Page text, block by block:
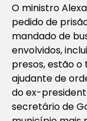
O ministro
pedido de
mandado de
envolvidos,
presos, estão
ajudante de
do ex-
secretário de